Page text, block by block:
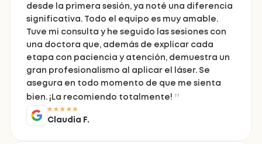
desde la primera sesión, ya noté una diferencia
significativa. Todo el equipo es muy amable.
Tuve mi consulta y he seguido las sesiones con
una doctora que, además de explicar cada
etapa con paciencia y atención, demuestra un
gran profesionalismo al aplicar el láser. Se
asegura en todo momento de que me sienta
bien. ¡La recomiendo totalmente!
Claudia F.